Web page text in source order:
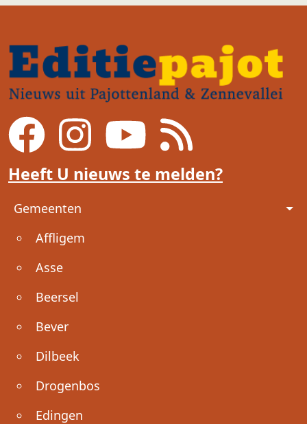
Heeft U nieuws te melden?
Voet
Gemeenten
Affligem
Asse
Beersel
Bever
Dilbeek
Drogenbos
Edingen